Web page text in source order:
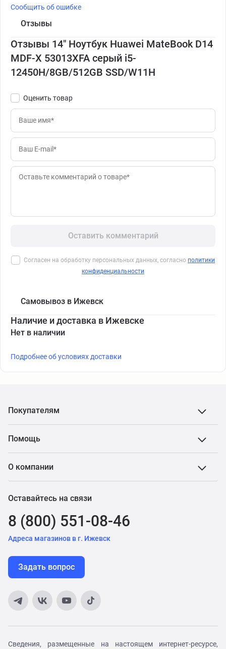
Сообщить об ошибке
Отзывы
Отзывы 14" Ноутбук Huawei MateBook D14
MDF-X 53013XFA серый i5-
12450H/8GB/512GB SSD/W11H
Оценить товар
Оставить комментарий
Согласен на обработку персональных данных, согласно политики
конфиденциальности
Самовывоз в Ижевск
Наличие и доставка в Ижевске
Нет в наличии
Подробнее об условиях доставки
Покупателям
Помощь
О компании
Оставайтесь на связи
8 (800) 551-08-46
Адреса магазинов в г. Ижевск
Задать вопрос
Сведения, размещенные на настоящем интернет-ресурсе,